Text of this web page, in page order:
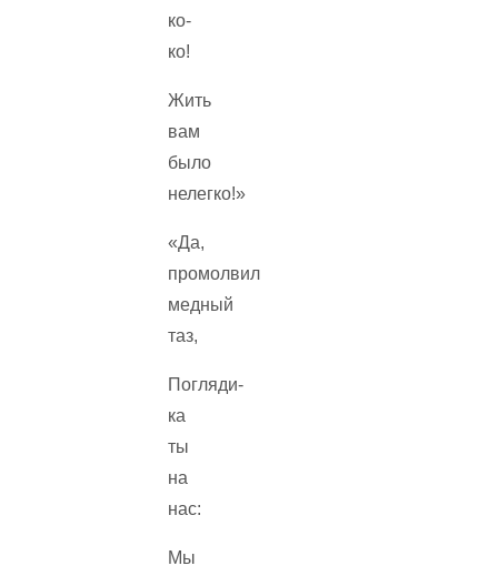
ко-
ко!
Жить
вам
было
нелегко!»
«Да,
промолвил
медный
таз,
Погляди-
ка
ты
на
нас:
Мы